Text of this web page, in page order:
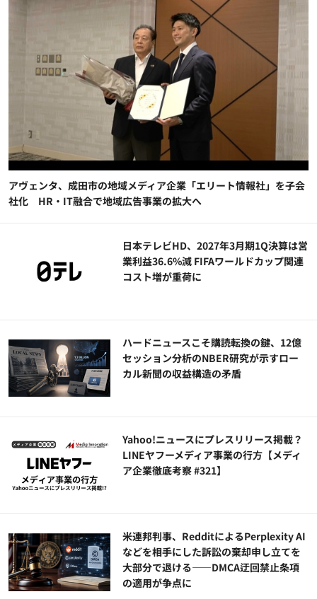
アヴェンタ、成田市の地域メディア企業「エリート情報社」を子会
社化 HR・IT融合で地域広告事業の拡大へ
日本テレビHD、2027年3月期1Q決算は営
業利益36.6%減 FIFAワールドカップ関連
コスト増が重荷に
ハードニュースこそ購読転換の鍵、12億
セッション分析のNBER研究が示すロー
カル新聞の収益構造の矛盾
Yahoo!ニュースにプレスリリース掲載？
LINEヤフーメディア事業の行方【メディ
ア企業徹底考察 #321】
米連邦判事、RedditによるPerplexity AI
などを相手にした訴訟の棄却申し立てを
大部分で退ける——DMCA迂回禁止条項
の適用が争点に